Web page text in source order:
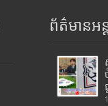
ព័ត៌មានអន្